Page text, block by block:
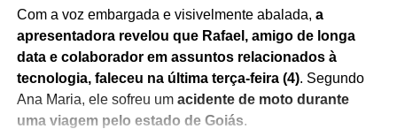
Com a voz embargada e visivelmente abalada, a
apresentadora revelou que Rafael, amigo de longa
data e colaborador em assuntos relacionados à
tecnologia, faleceu na última terça-feira (4). Segundo
Ana Maria, ele sofreu um acidente de moto durante
uma viagem pelo estado de Goiás.